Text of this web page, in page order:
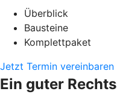
Überblick
Bausteine
Komplettpaket
Jetzt Termin vereinbaren
Ein guter